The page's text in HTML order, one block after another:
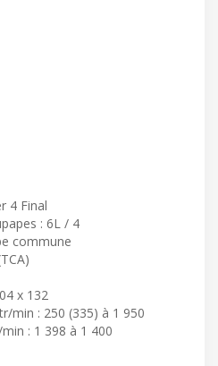
4 Final
: 6L / 4
commune
x 132
min : 250 (335) à 1 950
: 1 398 à 1 400